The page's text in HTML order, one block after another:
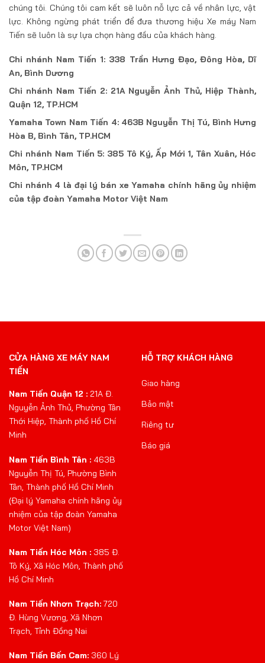
chúng tôi. Chúng tôi cam kết sẽ luôn nỗ lực cả về nhân lực, vật
lực. Không ngừng phát triển để đưa thương hiệu Xe máy Nam
Tiến sẽ luôn là sự lựa chọn hàng đầu của khách hàng.
Chi nhánh Nam Tiến 1: 338 Trần Hưng Đạo, Đông Hòa, Dĩ
An, Bình Dương
Chi nhánh Nam Tiến 2: 21A Nguyễn Ảnh Thủ, Hiệp Thành,
Quận 12, TP.HCM
Yamaha Town Nam Tiến 4: 463B Nguyễn Thị Tú, Bình Hưng
Hòa B, Bình Tân, TP.HCM
Chi nhánh Nam Tiến 5: 385 Tô Ký, Ấp Mới 1, Tân Xuân, Hóc
Môn, TP.HCM
Chi nhánh 4 là đại lý bán xe Yamaha chính hãng ủy nhiệm
của tập đoàn Yamaha Motor Việt Nam
CỬA HÀNG XE MÁY NAM
TIẾN
Nam Tiến Quận 12 : 21A Đ.
Nguyễn Ảnh Thủ, Phường Tân
Thới Hiệp, Thành phố Hồ Chí
Minh
Nam Tiến Bình Tân : 463B
Nguyễn Thị Tú, Phường Bình
Tân, Thành phố Hồ Chí Minh
(Đại lý Yamaha chính hãng ủy
nhiệm của tập đoàn Yamaha
Motor Việt Nam)
Nam Tiến Hóc Môn : 385 Đ.
Tô Ký, Xã Hóc Môn, Thành phố
Hồ Chí Minh
Nam Tiến Nhơn Trạch: 720
Đ. Hùng Vương, Xã Nhơn
Trạch, Tỉnh Đồng Nai
Nam Tiến Bến Cam: 360 Lý
HỖ TRỢ KHÁCH HÀNG
Giao hàng
Bảo mật
Riêng tư
Báo giá